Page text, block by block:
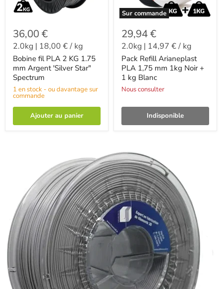
36,00 €
2.0kg | 18,00 €/ kg
Bobine fil PLA 2 KG 1.75
mm Argent 'Silver Star"
Spectrum
1 en stock - ou davantage sur
commande
Ajouter au panier
Sur commande
29,94 €
2.0kg | 14,97 €/ kg
Pack Refill Arianeplast
PLA 1,75 mm 1kg Noir +
1 kg Blanc
Nous consulter
Indisponible